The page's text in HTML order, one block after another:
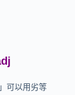
可以用劣等